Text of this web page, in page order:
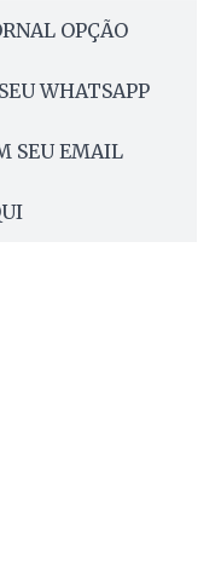
OPÇÃO
WHATSAPP
SEU EMAIL